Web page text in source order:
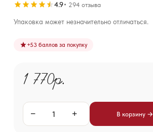
4.9 294 отзыва
Упаковка может незначительно отличаться.
+53 баллов за покупку
1 770р.
− + В корзину →